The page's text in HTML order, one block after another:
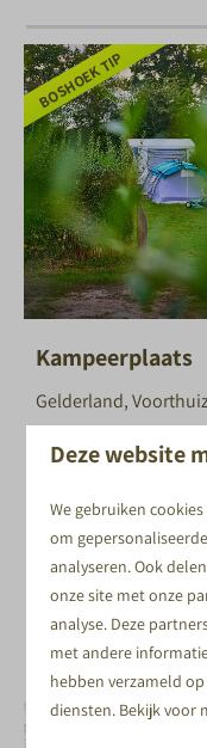
BOSHOEK TIP
Kampeerplaats
Gelderland,
stroom
Gezellige
Luxe sanitair
Deze website
We gebruiken
om
analyseren. Ook
onze site met onze
analyse. Deze
met andere
hebben verzameld
diensten. Bekijk voor